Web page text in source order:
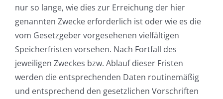
nur so lange, wie dies zur Erreichung der hier
genannten Zwecke erforderlich ist oder wie es die
vom Gesetzgeber vorgesehenen vielfältigen
Speicherfristen vorsehen. Nach Fortfall des
jeweiligen Zweckes bzw. Ablauf dieser Fristen
werden die entsprechenden Daten routinemäßig
und entsprechend den gesetzlichen Vorschriften